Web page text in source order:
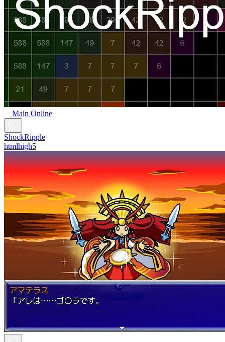
Main Online
ShockRipple
htmlhigh5